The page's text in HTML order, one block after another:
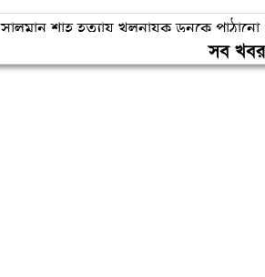
সালমান শাহ হত্যায় খলনায়ক ডনকে পাঠানো
সব